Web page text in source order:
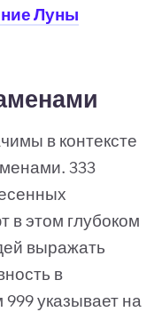
Луны
в контексте
333
в этом глубоком
выражать
в
указывает на